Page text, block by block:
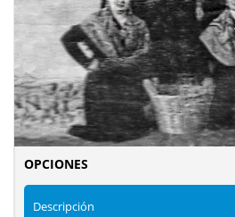
OPCIONES
Descripción